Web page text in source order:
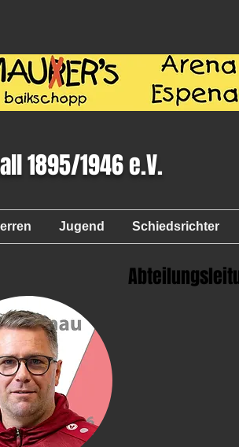
1895/1946 e.V.
Jugend Schiedsrichter